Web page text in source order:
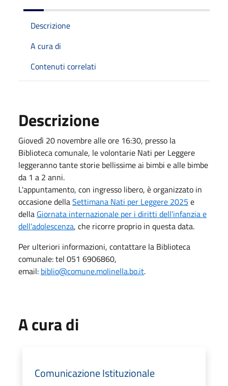
Descrizione
A cura di
Contenuti correlati
Descrizione
Giovedì 20 novembre alle ore 16:30, presso la
Biblioteca comunale, le volontarie Nati per Leggere
leggeranno tante storie bellissime ai bimbi e alle bimbe
da 1 a 2 anni.
L'appuntamento, con ingresso libero, è organizzato in
occasione dellaSettimana Nati per Leggere 2025 e
della Giornata internazionale per i diritti dell'infanzia e
dell'adolescenza, che ricorre proprio in questa data.
Per ulteriori informazioni, contattare la Biblioteca
comunale: tel 051 6906860,
email: biblio@comune.molinella.bo.it.
A cura di
Comunicazione Istituzionale